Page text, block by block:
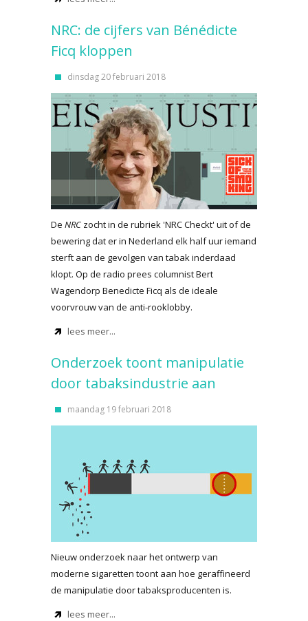
NRC: de cijfers van Bénédicte
Ficq kloppen
dinsdag 20 februari 2018
De NRC zocht in de rubriek 'NRC Checkt' uit of de
bewering dat er in Nederland elk half uur iemand
sterft aan de gevolgen van tabak inderdaad
klopt. Op de radio prees columnist Bert
Wagendorp Benedicte Ficq als de ideale
voorvrouw van de anti-rooklobby.
lees meer...
Onderzoek toont manipulatie
door tabaksindustrie aan
maandag 19 februari 2018
Nieuw onderzoek naar het ontwerp van
moderne sigaretten toont aan hoe geraffineerd
de manipulatie door tabaksproducenten is.
lees meer...